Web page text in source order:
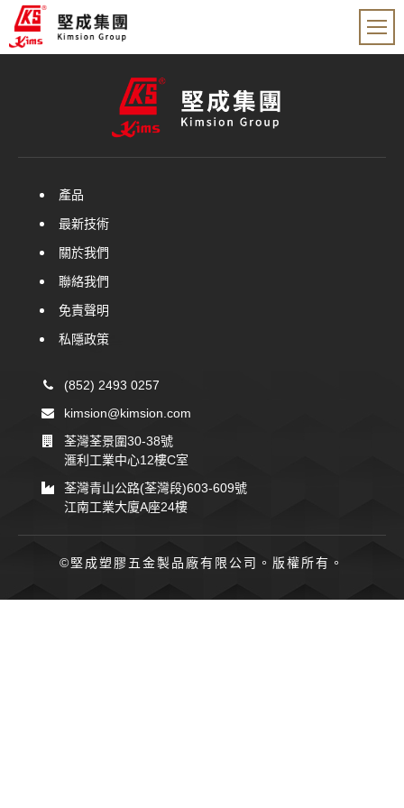
產品
最新技術
關於我們
聯絡我們
免責聲明
私隱政策
(852) 2493 0257
kimsion@kimsion.com
荃灣荃景圍30-38號
滙利工業中心12樓C室
荃灣青山公路(荃灣段)603-609號
江南工業大廈A座24樓
©堅成塑膠五金製品廠有限公司。版權所有。